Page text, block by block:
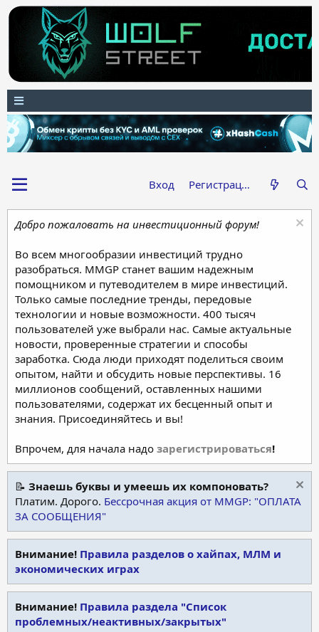
Вход Регистрация
Добро пожаловать на инвестиционный форум!
Во всем многообразии инвестиций трудно
разобраться. MMGP станет вашим надежным
помощником и путеводителем в мире инвестиций.
Только самые последние тренды, передовые
технологии и новые возможности. 400 тысяч
пользователей уже выбрали нас. Самые актуальные
новости, проверенные стратегии и способы
заработка. Сюда люди приходят поделиться своим
опытом, найти и обсудить новые перспективы. 16
миллионов сообщений, оставленных нашими
пользователями, содержат их бесценный опыт и
знания. Присоединяйтесь и вы!
Впрочем, для начала надо зарегистрироваться!
📝 Знаешь буквы и умеешь их компоновать?
Платим. Дорого. Бессрочная акция от MMGP: "ОПЛАТА
ЗА СООБЩЕНИЯ"
Внимание! Правила разделов о хайпах, МЛМ и
экономических играх
Внимание! Правила раздела "Список
проблемных/неактивных/закрытых"